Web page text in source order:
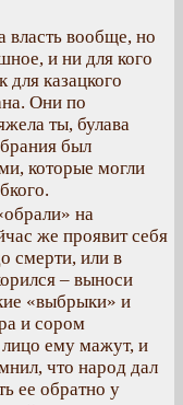
власть вообще, но
и ни для кого
для казацкого
Они по
ты, булава
был
которые могли
на
же проявит себя
смерти, или в
– выноси
«выбрыки» и
и сором
ему мажут, и
что народ дал
ее обратно у